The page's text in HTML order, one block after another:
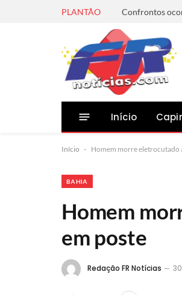
PLANTÃO
Início
Início - Homem morre eletrocutado
BAHIA
Homem
em poste
Redação FR Notícias